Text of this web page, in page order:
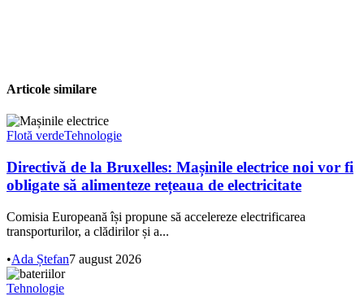
Articole similare
Flotă verdeTehnologie
Directivă de la Bruxelles: Mașinile electrice noi vor fi
obligate să alimenteze rețeaua de electricitate
Comisia Europeană își propune să accelereze electrificarea
transporturilor, a clădirilor și a...
•Ada Ștefan7 august 2026
Tehnologie